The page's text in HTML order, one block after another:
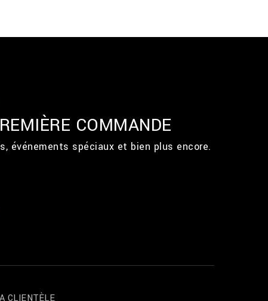
COMMANDE
événements spéciaux et bien plus encore.
CLIENTÈLE